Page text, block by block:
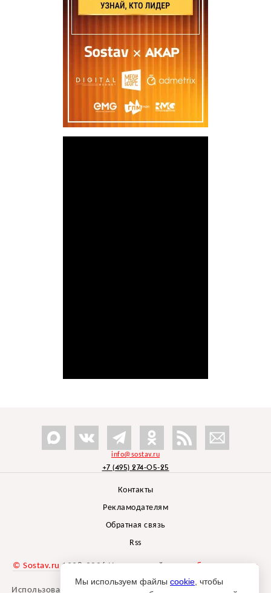
info@sostav.ru
+7 (495) 274-05-25
Контакты
Рекламодателям
Обратная связь
Rss
© Sostav.ru 1998-2026 Независимый проектбрендингового
агентства Depot
Использование материалов Sostav.ru допустимо только при
Мы используем файлы cookie , чтобы